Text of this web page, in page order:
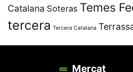
Catalana Soteras Temes
tercera Tercera Catalana
Mercat